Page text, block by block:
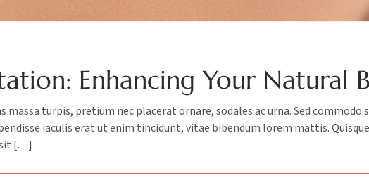
Enhancing Your Natural
turpis, pretium nec placerat ornare, sodales ac urna. Sed
iaculis erat ut enim tincidunt, vitae bibendum lorem mattis.
sit […]